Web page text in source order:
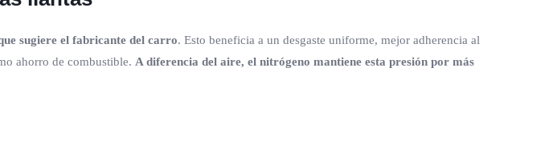
sugiere el fabricante del carro. Esto beneficia a un desgaste uniforme, mejor adherencia al
ahorro de combustible. A diferencia del aire, el nitrógeno mantiene esta presión por más